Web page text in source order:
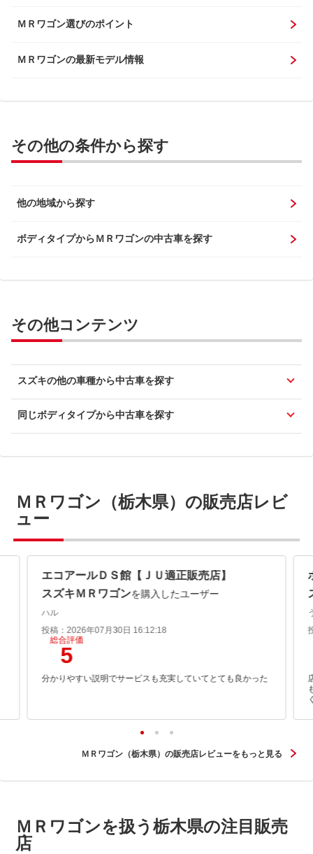
ＭＲワゴン選びのポイント
ＭＲワゴンの最新モデル情報
その他の条件から探す
他の地域から探す
ボディタイプからＭＲワゴンの中古車を探す
その他コンテンツ
スズキの他の車種から中古車を探す
同じボディタイプから中古車を探す
ＭＲワゴン（栃木県）の販売店レビ
ュー
エコアールＤＳ館【ＪＵ適正販売店】
スズキＭＲワゴンを購入したユーザー
ハル
投稿：2026年07月30日 16:12:18
総合評価
5
分かりやすい説明でサービスも充実していてとても良かった
ＭＲワゴン（栃木県）の販売店レビューをもっと見る
ＭＲワゴンを扱う栃木県の注目販売
店